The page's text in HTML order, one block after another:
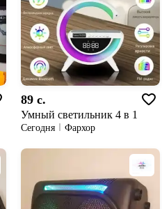
89 c.
Умный светильник 4 в 1
Сегодня Фархор